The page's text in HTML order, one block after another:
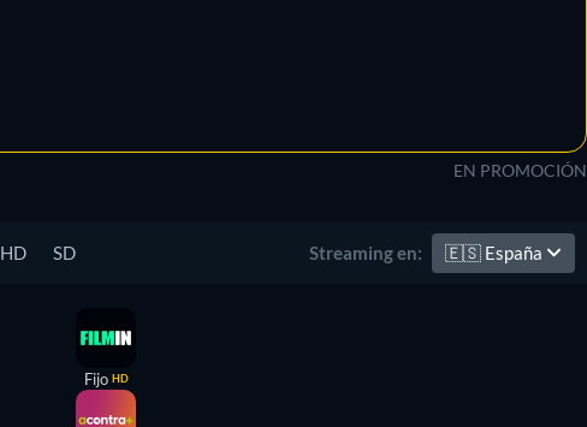
EN PROMOCIÓN
HD SD Streaming en: 🇪🇸 España
Fijo HD